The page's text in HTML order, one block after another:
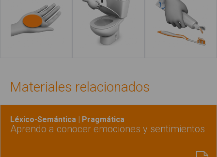
Materiales relacionados
Léxico-Semántica | Pragmática
Aprendo a conocer emociones y sentimientos